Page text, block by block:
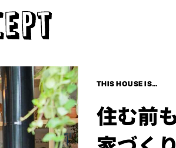
THIS HOUSE IS…
住む前